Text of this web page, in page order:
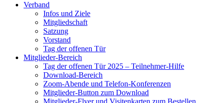
Verband
Infos und Ziele
Mitgliedschaft
Satzung
Vorstand
Tag der offenen Tür
Mitglieder-Bereich
Tag der offenen Tür 2025 – Teilnehmer-Hilfe
Download-Bereich
Zoom-Abende und Telefon-Konferenzen
Mitglieder-Button zum Download
Mitglieder-Flyer und Visitenkarten zum Bestellen